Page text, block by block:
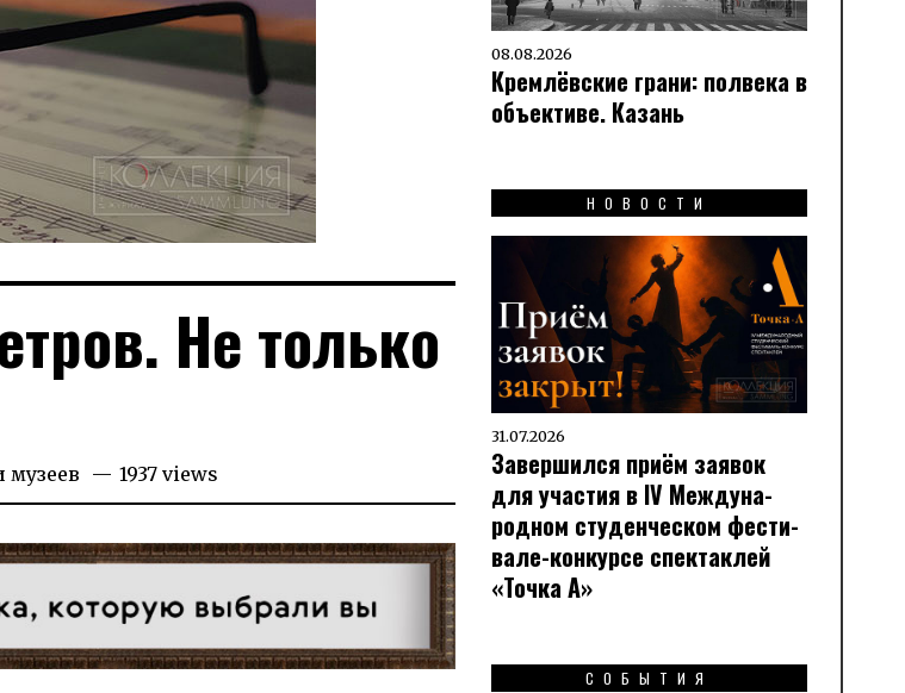
Не только
музеев 1937 views
08.08.2026
Кремлёвские грани: полвека в
объективе. Казань
НОВОСТИ
31.07.2026
Завершился приём заявок
для участия в IV Меж­ду­на­
род­ном сту­ден­чес­ком фес­ти­
вале-кон­кур­се спек­таклей
«Точка А»
СОБЫТИЯ